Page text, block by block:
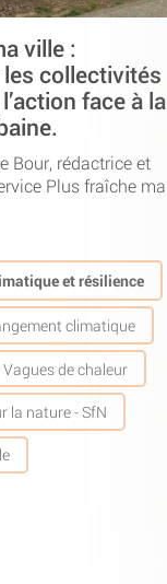
ville :
collectivités
face à la
Bour, rédactrice et
Plus fraîche ma
et résilience
climatique
Vagues de chaleur
la nature - SfN